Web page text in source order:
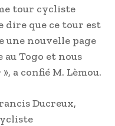
tour cycliste
que ce tour est
une nouvelle page
Togo et nous
a confié M. Lèmou.
Ducreux,